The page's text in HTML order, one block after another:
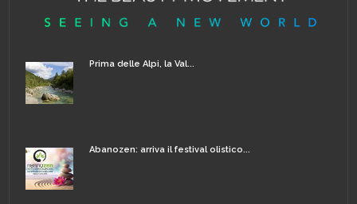
Prima delle Alpi, la Val...
Abanozen: arriva il festival olistico...